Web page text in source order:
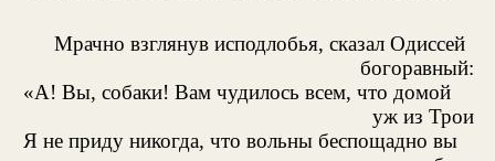
Мрачно взглянув исподлобья, сказал Одиссей
богоравный:
«А! Вы, собаки! Вам чудилось всем, что домой
уж из Трои
Я не приду никогда, что вольны беспощадно вы